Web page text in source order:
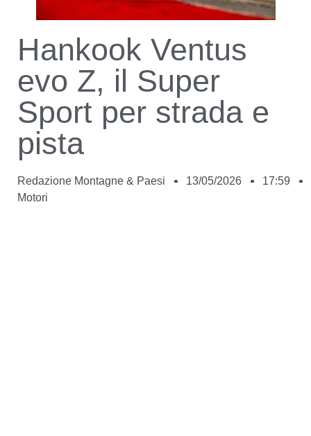
Hankook Ventus
evo Z, il Super
Sport per strada e
pista
Redazione Montagne & Paesi 13/05/2026
17:59
Motori